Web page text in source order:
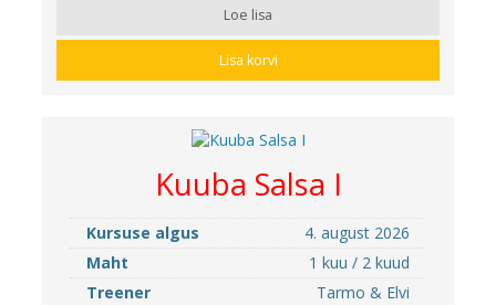
Loe lisa
Lisa korvi
Kuuba Salsa I
Kursuse algus
4. august 2026
Maht
1 kuu / 2 kuud
Treener
Tarmo & Elvi